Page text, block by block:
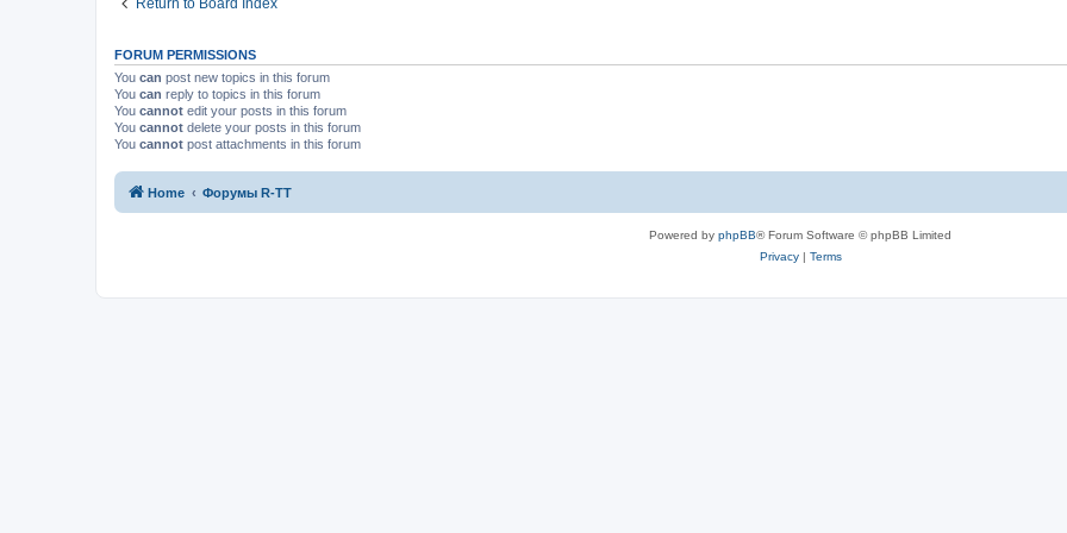
e
FORUM PERMISSIONS
You can post new topics in this forum
You can reply to topics in this forum
You cannot edit your posts in this forum
You cannot delete your posts in this forum
You cannot post attachments in this forum
Home Форумы R-TT
Powered by phpBB® Forum Software © phpBB Limited
Privacy| Terms